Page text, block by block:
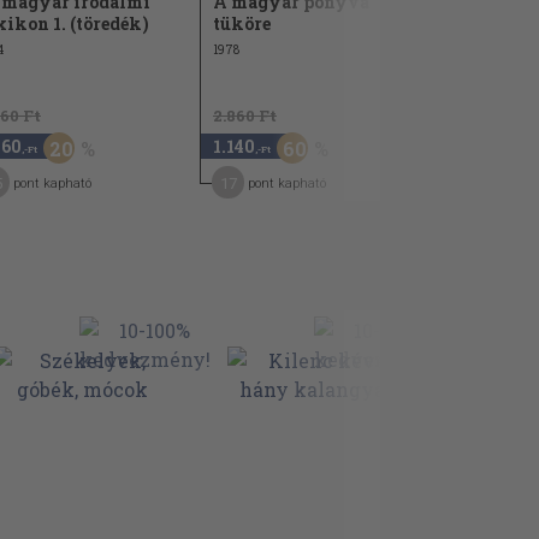
1. (töredék)
Ft
,-Ft 20
pont kapható
tüköre
1978
2.860 Ft
1.140 ,-Ft 60
pont kapható